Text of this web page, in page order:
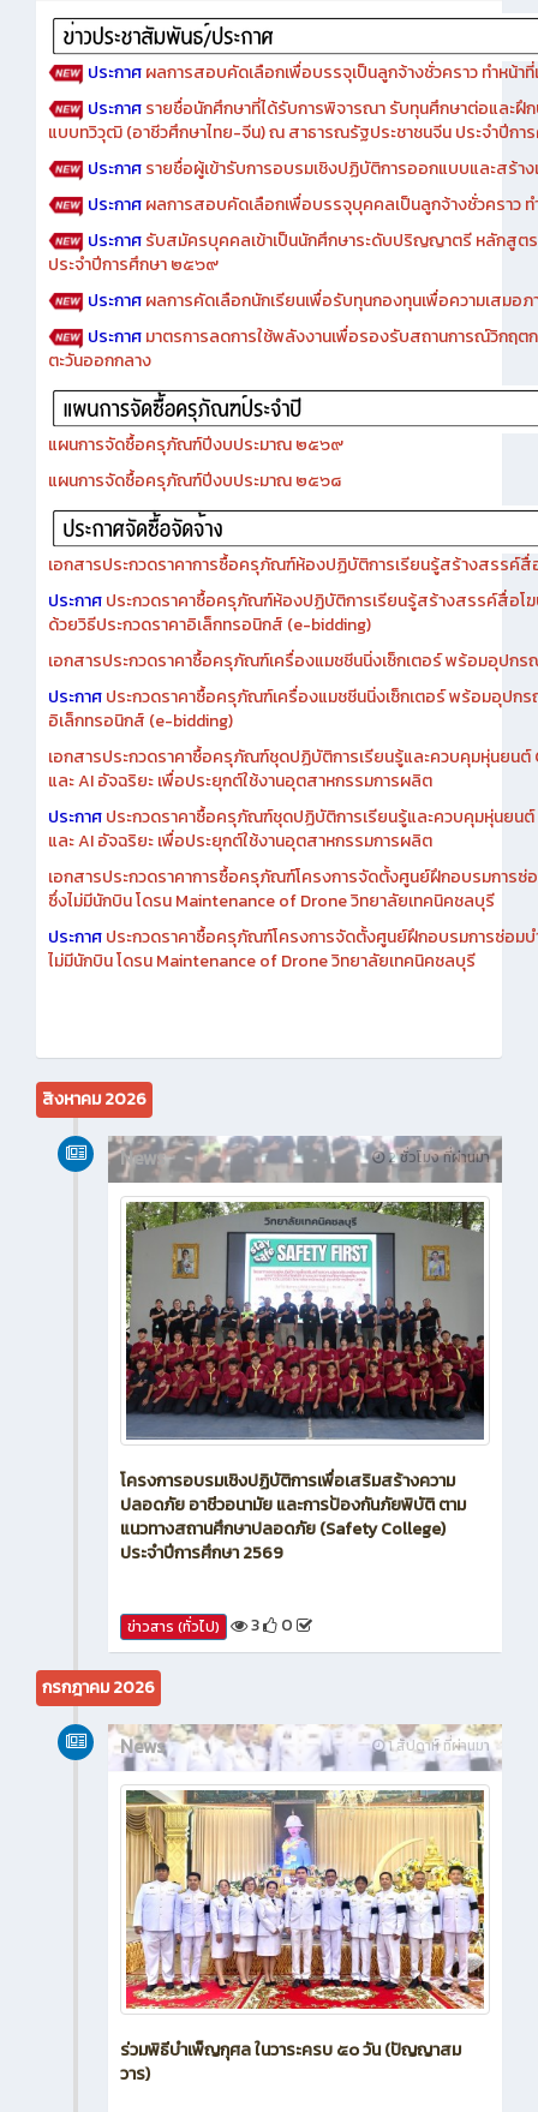
ประกาศผลการสอบคัดเลือกเพื่อบรรจุเป็นลูกจ้างชั่วคราว ทำหน้าที่
ประกาศรายชื่อนักศึกษาที่ได้รับการพิจารณา รับทุนศึกษาต่อและฝึ
แบบทวิวุฒิ (อาชีวศึกษาไทย-จีน) ณ สาธารณรัฐประชาชนจีน ประจำปีก
ประกาศรายชื่อผู้เข้ารับการอบรมเชิงปฏิบัติการออกแบบและสร้า
ประกาศผลการสอบคัดเลือกเพื่อบรรจุบุคคลเป็นลูกจ้างชั่วคราว ท
ประกาศรับสมัครบุคคลเข้าเป็นนักศึกษาระดับปริญญาตรี หลักสูต
ประจำปีการศึกษา ๒๕๖๙
ประกาศผลการคัดเลือกนักเรียนเพื่อรับทุนกองทุนเพื่อความเสมอ
ประกาศมาตรการลดการใช้พลังงานเพื่อรองรับสถานการณ์วิกฤ
ตะวันออกกลาง
แผนการจัดซื้อครุภัณฑ์ปีงบประมาณ ๒๕๖๙
แผนการจัดซื้อครุภัณฑ์ปีงบประมาณ ๒๕๖๘
เอกสารประกวดราคาการซื้อครุภัณฑ์ห้องปฏิบัติการเรียนรู้สร้างสรรค์
ประกาศประกวดราคาซื้อครุภัณฑ์ห้องปฏิบัติการเรียนรู้สร้างสรรค์สื่อโ
ด้วยวิธีประกวดราคาอิเล็กทรอนิกส์ (e-bidding)
เอกสารประกวดราคาซื้อครุภัณฑ์เครื่องแมชชีนนิ่งเซ็กเตอร์ พร้อมอุปก
ประกาศประกวดราคาซื้อครุภัณฑ์เครื่องแมชชีนนิ่งเซ็กเตอร์ พร้อมอุปก
อิเล็กทรอนิกส์ (e-bidding)
เอกสารประกวดราคาซื้อครุภัณฑ์ชุดปฏิบัติการเรียนรู้และควบคุมหุ่นยน
และ AI อัจฉริยะ เพื่อประยุกต์ใช้งานอุตสาหกรรมการผลิต
ประกาศประกวดราคาซื้อครุภัณฑ์ชุดปฏิบัติการเรียนรู้และควบคุมหุ่นยน
และ AI อัจฉริยะ เพื่อประยุกต์ใช้งานอุตสาหกรรมการผลิต
เอกสารประกวดราคาการซื้อครุภัณฑ์โครงการจัดตั้งศูนย์ฝึกอบรมการซ่
ซึ่งไม่มีนักบิน โดรน Maintenance of Drone วิทยาลัยเทคนิคชลบุรี
ประกาศประกวดราคาซื้อครุภัณฑ์โครงการจัดตั้งศูนย์ฝึกอบรมการซ่อมบ
ไม่มีนักบิน โดรน Maintenance of Drone วิทยาลัยเทคนิคชลบุรี
สิงหาคม 2026
2 ชั่วโมง ที่ผ่านมา
News
โครงการอบรมเชิงปฏิบัติการเพื่อเสริมสร้างความ
ปลอดภัย อาชีวอนามัย และการป้องกันภัยพิบัติ ตาม
แนวทางสถานศึกษาปลอดภัย (Safety College)
ประจำปีการศึกษา 2569
ข่าวสาร (ทั่วไป) 3 0
กรกฎาคม 2026
1 สัปดาห์ ที่ผ่านมา
News
ร่วมพิธีบำเพ็ญกุศล ในวาระครบ ๕๐ วัน (ปัญญาสม
วาร)